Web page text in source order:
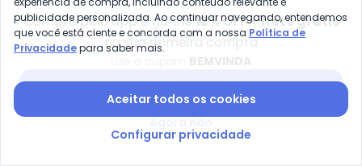
Doce Trama - Blusa de Manga
Blusa de Manga Curta em
Blusa (Floral Romântico)
Compre pelo app e ganhe12% OFF + frete grátis
na sua primeira compra
publicidade personalizada. Ao continuar navegando, entendemos
que você está ciente e concorda com a nossa Política de
Privacidadepara saber mais.
Aceitar todos os cookies
Configurar privacidade